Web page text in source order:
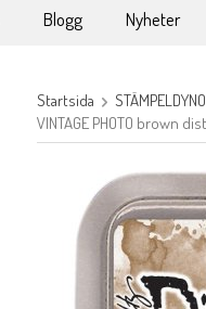
Blogg Nyheter
Startsida
VINTAGE PHOTO brown